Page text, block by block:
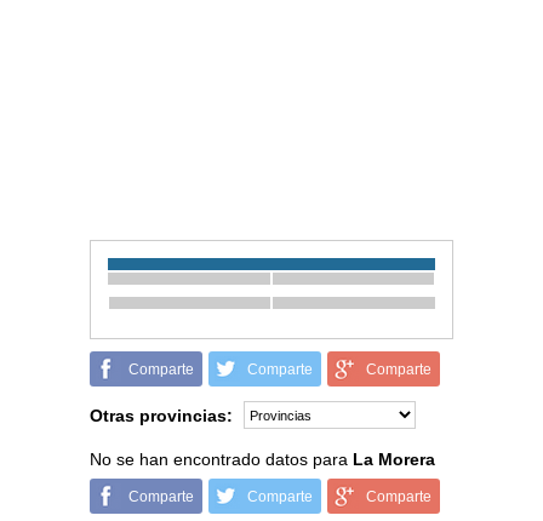
Comparte Comparte Comparte
Otras provincias:
No se han encontrado datos para La Morera
Comparte Comparte Comparte